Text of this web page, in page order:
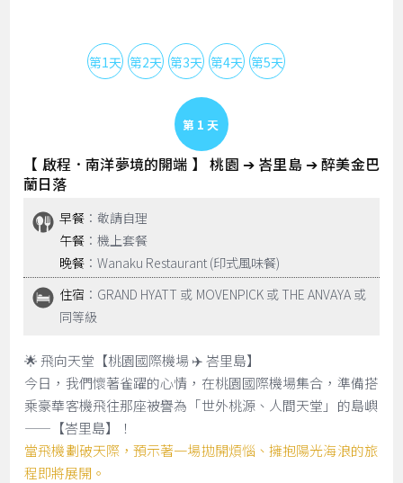
第1天 第2天 第3天 第4天 第5天
Day 1
【 啟程．南洋夢境的開端 】 桃園 ➔ 峇里島 ➔ 醉美金巴
蘭日落
早餐 ：敬請自理
午餐 ：機上套餐
晚餐 ：Wanaku Restaurant (印式風味餐)
住宿 ：GRAND HYATT 或 MOVENPICK 或 THE ANVAYA 或
同等級
🌟 飛向天堂【桃園國際機場 ✈️ 峇里島】
今日，我們懷著雀躍的心情，在桃園國際機場集合，準備搭
乘豪華客機飛往那座被譽為「世外桃源、人間天堂」的島嶼
——【峇里島】！
當飛機劃破天際，預示著一場拋開煩惱、擁抱陽光海浪的旅
程即將展開。